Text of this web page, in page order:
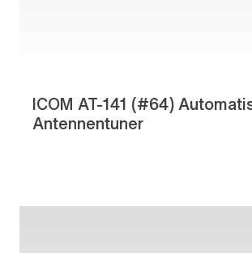
ICOM AT-141 (#64)
Antennentuner